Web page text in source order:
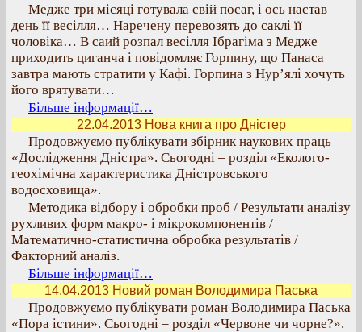
Медже три місяці готувала свій посаг, і ось настав
день її весілля… Наречену перевозять до саклі її
чоловіка… В саий розпал весілля Ібрагіма з Медже
приходить циганча і повідомляє Горпину, що Панаса
завтра мають стратити у Кафі. Горпина з Нур’ялі хочуть
його врятувати…
Більше інформації…
22.04.2013 Нова книга про Дністер
Продовжуємо публікувати збірник наукових праць
«Дослідження Дністра». Сьогодні – розділ «Еколого-
геохімічна характеристика Дністровського
водосховища».
Методика відбору і обробки проб / Результати аналізу
рухливих форм макро- і мікрокомпонентів /
Математично-статистична обробка результатів /
Факторний аналіз.
Більше інформації…
14.04.2013 Новий роман Володимира Паська
Продовжуємо публікувати роман Володимира Паська
«Пора істини». Сьогодні – розділ «Червоне чи чорне?».